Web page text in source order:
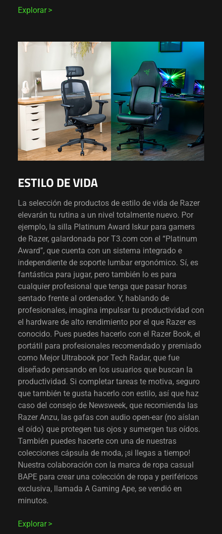
Explorar
ESTILO DE VIDA
La selección de productos de estilo de vida de Razer
elevarán tu rutina a un nivel totalmente nuevo. Por
ejemplo, la silla Platinum Award Iskur para gamers
de Razer, galardonada por T3.com con el “Platinum
Award”, que cuenta con un sistema integrado e
independiente de soporte lumbar ergonómico. Sí, es
fantástica para jugar, pero también lo es para
cualquier profesional que tenga que pasar horas
sentado frente al ordenador. Y, hablando de
profesionales, imagina impulsar tu productividad con
el hardware de alto rendimiento por el que Razer es
conocido. Pues puedes hacerlo con el Razer Book, el
portátil para profesionales recomendado y premiado
como Mejor Ultrabook por Tech Radar, que fue
diseñado pensando en los usuarios que buscan la
productividad. Si completar tareas te motiva, seguro
que también te gusta hacerlo con estilo, así que haz
caso del consejo de Newsweek, que recomienda las
Razer Anzu, las gafas con audio open-ear (no aíslan
el oído) que protegen tus ojos y sumergen tus oídos.
También puedes hacerte con una de nuestras
colecciones cápsula de moda, ¡si llegas a tiempo!
Nuestra colaboración con la marca de ropa casual
BAPE para crear una colección de ropa y periféricos
exclusiva, llamada A Gaming Ape, se vendió en
minutos.
Explorar